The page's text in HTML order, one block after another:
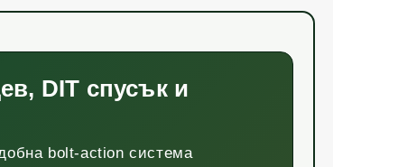
DIT спусък и
bolt-action система